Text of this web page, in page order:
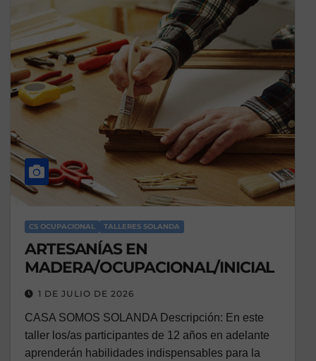
CS OCUPACIONAL TALLERES SOLANDA
ARTESANÍAS EN
MADERA/OCUPACIONAL/INICIAL
1 DE JULIO DE 2026
CASA SOMOS SOLANDA Descripción: En este
taller los/as participantes de 12 años en adelante
aprenderán habilidades indispensables para la